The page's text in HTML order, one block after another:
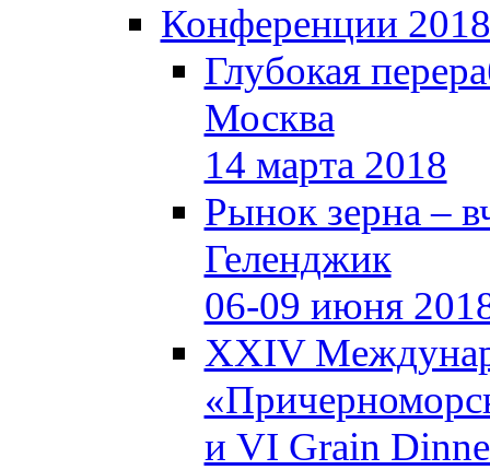
Конференции 2018
Глубокая
Москва
14 марта 2018
Рынок зерна –
Геленджик
06-09 июня
XXIV
и VI Grain